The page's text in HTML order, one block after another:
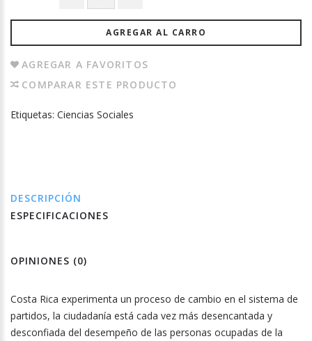
AGREGAR AL CARRO
AGREGAR A FAVORITOS
COMPARAR ESTE PRODUCTO
Etiquetas: Ciencias Sociales
DESCRIPCIÓN
ESPECIFICACIONES
OPINIONES (0)
Costa Rica experimenta un proceso de cambio en el sistema de
partidos, la ciudadanía está cada vez más desencantada y
desconfiada del desempeño de las personas ocupadas de la